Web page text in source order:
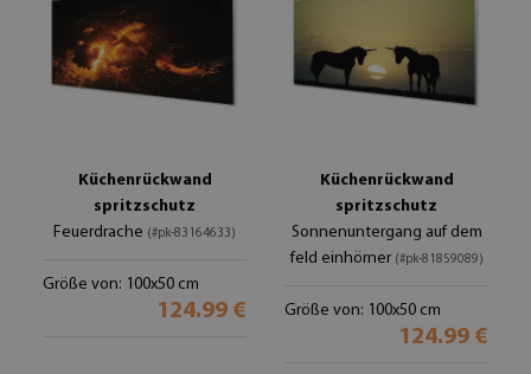
Küchenrückwand
spritzschutz
Feuerdrache (#pk-83164633)
Größe von: 100x50 cm
124.99 €
Küchenrückwand
spritzschutz
Sonnenuntergang auf dem
feld einhörner (#pk-81859089)
Größe von: 100x50 cm
124.99 €